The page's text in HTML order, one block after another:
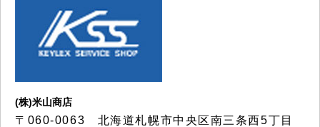
(株)米山商店
〒060-0063 北海道札幌市中央区南三条西5丁目